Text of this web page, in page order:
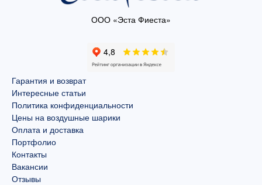
ООО «Эста Фиеста»
Гарантия и возврат
Интересные статьи
Политика конфиденциальности
Цены на воздушные шарики
Оплата и доставка
Портфолио
Контакты
Вакансии
Отзывы